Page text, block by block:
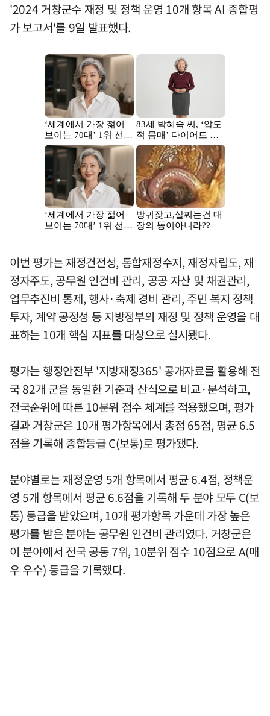
'2024 거창군수 재정 및 정책 운영 10개 항목 AI 종합평
가 보고서'를 9일 발표했다.
이번 평가는 재정건전성, 통합재정수지, 재정자립도, 재
정자주도, 공무원 인건비 관리, 공공 자산 및 채권관리,
업무추진비 통제, 행사·축제 경비 관리, 주민 복지 정책
투자, 계약 공정성 등 지방정부의 재정 및 정책 운영을 대
표하는 10개 핵심 지표를 대상으로 실시됐다.
평가는 행정안전부 '지방재정365' 공개자료를 활용해 전
국 82개 군을 동일한 기준과 산식으로 비교·분석하고,
전국순위에 따른 10분위 점수 체계를 적용했으며, 평가
결과 거창군은 10개 평가항목에서 총점 65점, 평균 6.5
점을 기록해 종합등급 C(보통)로 평가됐다.
분야별로는 재정운영 5개 항목에서 평균 6.4점, 정책운
영 5개 항목에서 평균 6.6점을 기록해 두 분야 모두 C(보
통) 등급을 받았으며, 10개 평가항목 가운데 가장 높은
평가를 받은 분야는 공무원 인건비 관리였다. 거창군은
이 분야에서 전국 공동 7위, 10분위 점수 10점으로 A(매
우 우수) 등급을 기록했다.